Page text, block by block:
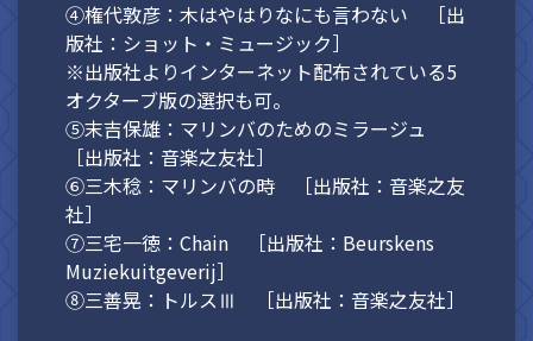
④権代敦彦：木はやはりなにも言わない ［出
版社：ショット・ミュージック］
※出版社よりインターネット配布されている5
オクターブ版の選択も可。
⑤末吉保雄：マリンバのためのミラージュ
［出版社：音楽之友社］
⑥三木稔：マリンバの時 ［出版社：音楽之友
社］
⑦三宅一徳：Chain ［出版社：Beurskens
Muziekuitgeverij］
⑧三善晃：トルスⅢ ［出版社：音楽之友社］